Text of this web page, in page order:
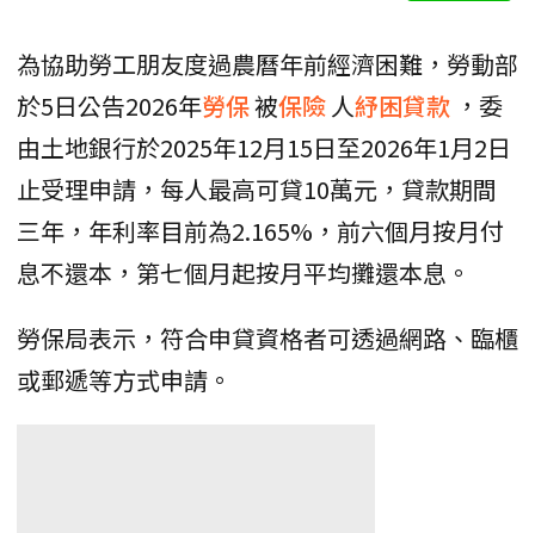
為協助勞工朋友度過農曆年前經濟困難，勞動部
於5日公告2026年勞保被保險人紓困貸款 ，委
由土地銀行於2025年12月15日至2026年1月2日
止受理申請，每人最高可貸10萬元，貸款期間
三年，年利率目前為2.165%，前六個月按月付
息不還本，第七個月起按月平均攤還本息。
勞保局表示，符合申貸資格者可透過網路、臨櫃
或郵遞等方式申請。